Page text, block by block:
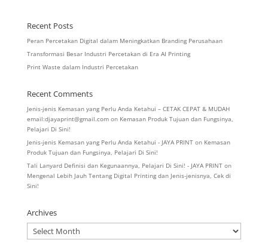
Recent Posts
Peran Percetakan Digital dalam Meningkatkan Branding Perusahaan
Transformasi Besar Industri Percetakan di Era AI Printing
Print Waste dalam Industri Percetakan
Recent Comments
Jenis-jenis Kemasan yang Perlu Anda Ketahui – CETAK CEPAT & MUDAH
email:djayaprint@gmail.comon Kemasan Produk Tujuan dan Fungsinya,
Pelajari Di Sini!
Jenis-jenis Kemasan yang Perlu Anda Ketahui - JAYA PRINTon Kemasan
Produk Tujuan dan Fungsinya, Pelajari Di Sini!
Tali Lanyard Definisi dan Kegunaannya, Pelajari Di Sini! - JAYA PRINTon
Mengenal Lebih Jauh Tentang Digital Printing dan Jenis-jenisnya, Cek di
Sini!
Archives
Archives